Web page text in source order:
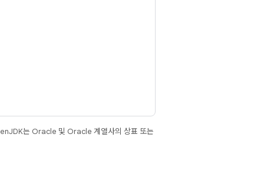
는 Oracle 및 Oracle 계열사의 상표 또는